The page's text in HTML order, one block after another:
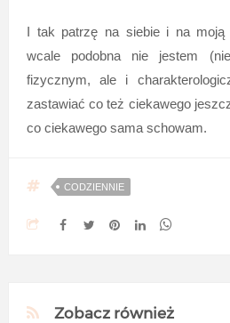
I tak patrzę na siebie i na moją
wcale podobna nie jestem
fizycznym, ale i
zastawiać co też ciekawego
co ciekawego sama schowam.
CODZIENNIE
Zobacz również